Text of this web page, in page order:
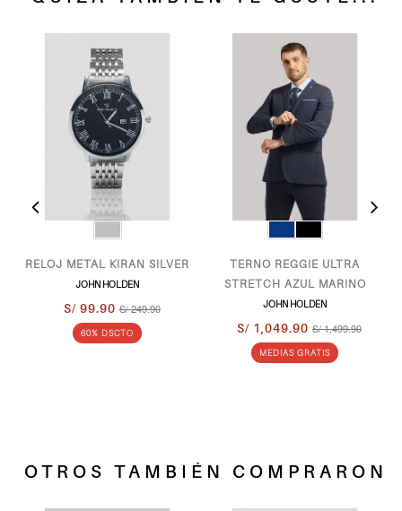
RELOJ METAL KIRAN SILVER
JOHN HOLDEN
S/ 99.90 S/ 249.90
60% DSCTO
TERNO REGGIE ULTRA
STRETCH AZUL MARINO
JOHN HOLDEN
S/ 1,049.90 S/ 1,499.90
MEDIAS GRATIS
OTROS TAMBIÉN COMPRARON